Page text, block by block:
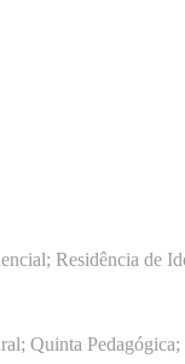
Residência de
Quinta